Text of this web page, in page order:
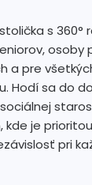
s 360°
osoby
a pre
Hodí sa do
kde je
pri